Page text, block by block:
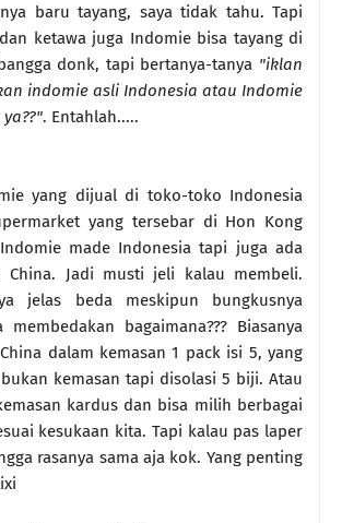
baru tayang, saya tidak tahu. Tapi
ketawa juga Indomie bisa tayang di
donk, tapi bertanya-tanya "iklan
indomie asli Indonesia atau Indomie
. Entahlah.....
yang dijual di toko-toko Indonesia
yang tersebar di Hon Kong
made Indonesia tapi juga ada
China. Jadi musti jeli kalau membeli.
jelas beda meskipun bungkusnya
membedakan bagaimana??? Biasanya
dalam kemasan 1 pack isi 5, yang
kemasan tapi disolasi 5 biji. Atau
kardus dan bisa milih berbagai
kesukaan kita. Tapi kalau pas laper
rasanya sama aja kok. Yang penting